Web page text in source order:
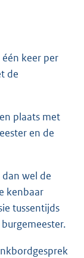
keer per
de
plaats met
en de
dan wel de
kenbaar
tussentijds